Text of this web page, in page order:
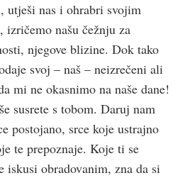
utješi nas i ohrabri svojim
izričemo našu čežnju za
njegove blizine. Dok tako
svoj – naš – neizrečeni ali
mi ne okasnimo na naše dane!
susrete s tobom. Daruj nam
postojano, srce koje ustrajno
te prepoznaje. Koje ti se
iskusi obradovanim, zna da si